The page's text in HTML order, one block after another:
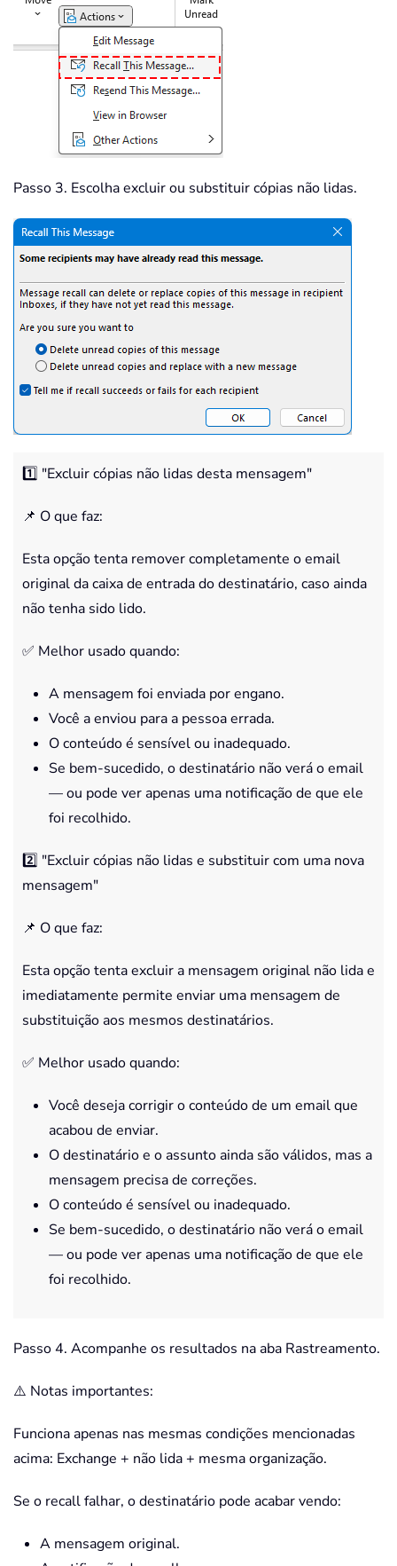
Passo 3. Escolha excluir ou substituir cópias não lidas.
1️⃣ "Excluir cópias não lidas desta mensagem"
📌 O que faz:
Esta opção tenta remover completamente o email
original da caixa de entrada do destinatário, caso ainda
não tenha sido lido.
✅ Melhor usado quando:
A mensagem foi enviada por engano.
Você a enviou para a pessoa errada.
O conteúdo é sensível ou inadequado.
Se bem-sucedido, o destinatário não verá o email
— ou pode ver apenas uma notificação de que ele
foi recolhido.
2️⃣ "Excluir cópias não lidas e substituir com uma nova
mensagem"
📌 O que faz:
Esta opção tenta excluir a mensagem original não lida e
imediatamente permite enviar uma mensagem de
substituição aos mesmos destinatários.
✅ Melhor usado quando:
Você deseja corrigir o conteúdo de um email que
acabou de enviar.
O destinatário e o assunto ainda são válidos, mas a
mensagem precisa de correções.
O conteúdo é sensível ou inadequado.
Se bem-sucedido, o destinatário não verá o email
— ou pode ver apenas uma notificação de que ele
foi recolhido.
Passo 4. Acompanhe os resultados na aba Rastreamento.
⚠️ Notas importantes:
Funciona apenas nas mesmas condições mencionadas
acima: Exchange + não lida + mesma organização.
Se o recall falhar, o destinatário pode acabar vendo:
A mensagem original.